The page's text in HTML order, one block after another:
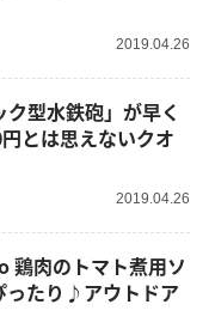
2019.04.26
ク型水鉄砲」が早く
とは思えないクオ
2019.04.26
鶏肉のトマト煮用ソ
ったり♪アウトドア